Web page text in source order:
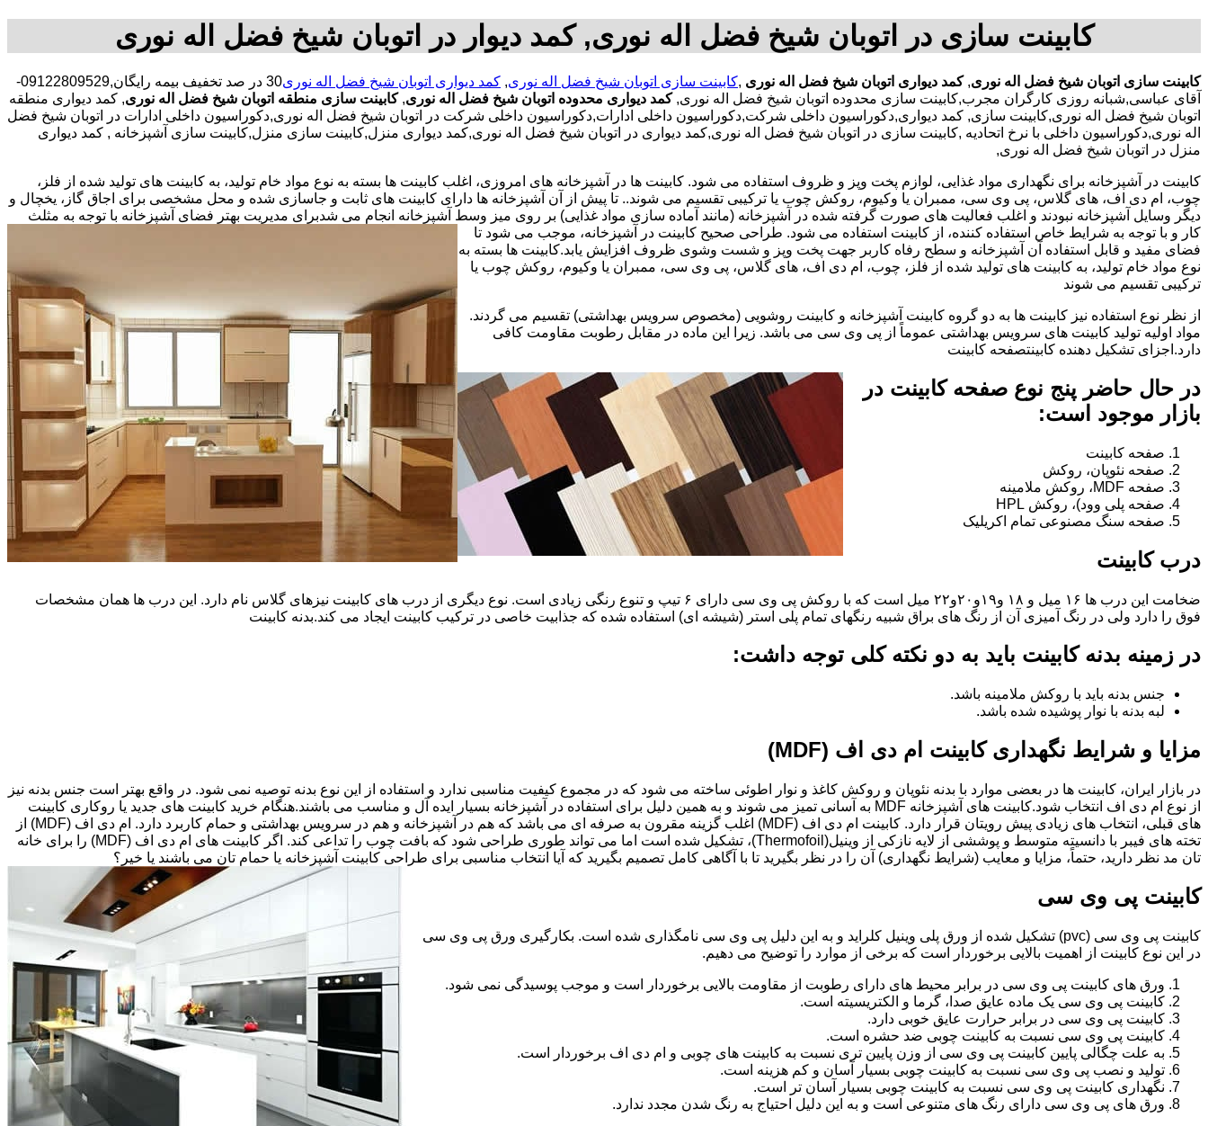
کابینت سازی در اتوبان شیخ فضل اله نوری, کمد دیوار در اتوبان شیخ فضل اله نوری
کابینت سازی اتوبان شیخ فضل اله نوری,کمد دیواری اتوبان شیخ فضل اله نوری ,کابینت سازی اتوبان شیخ فضل اله نوری, کمد دیواری اتوبان شیخ فضل اله نوری
30 در صد تخفیف بیمه رایگان,09122809529-
آقای عباسی,شبانه روزی کارگران مجرب,کابینت سازی محدوده اتوبان شیخ فضل اله نوری,کمد دیواری محدوده اتوبان شیخ فضل اله نوری, کابینت سازی منطقه اتوبان شیخ فضل اله نوری, کمد دیواری منطقه
اتوبان شیخ فضل اله نوری,کابینت سازی, کمد دیواری,دکوراسیون داخلی شرکت,دکوراسیون داخلی ادارات,دکوراسیون داخلی شرکت در اتوبان شیخ فضل اله نوری,دکوراسیون داخلی ادارات در اتوبان شیخ فضل
اله نوری,دکوراسیون داخلی با نرخ اتحادیه ,کابینت سازی در اتوبان شیخ فضل اله نوری,کمد دیواری در اتوبان شیخ فضل اله نوری,کمد دیواری منزل,کابینت سازی منزل,کابینت سازی آشپزخانه , کمد دیواری
منزل در اتوبان شیخ فضل اله نوری,
کابینت در آشپزخانه برای نگهداری مواد غذایی، لوازم پخت وپز و ظروف استفاده می شود. کابینت ها در آشپزخانه های امروزی، اغلب کابینت ها بسته به نوع مواد خام تولید، به کابینت های تولید شده از فلز،
چوب، ام دی اف، های گلاس، پی وی سی، ممبران یا وکیوم، روکش چوب یا ترکیبی تقسیم می شوند.. تا پیش از آن آشپزخانه ها دارای کابینت های ثابت و جاسازی شده و محل مشخصی برای اجاق گاز، یخچال و
دیگر وسایل آشپزخانه نبودند و اغلب فعالیت های صورت گرفته شده در آشپزخانه (مانند آماده سازی مواد غذایی) بر روی میز وسط آشپزخانه انجام می شدبرای مدیریت بهتر فضای آشپزخانه با توجه به مثلث
کار و با توجه به شرایط خاص استفاده کننده، از کابینت استفاده می شود. طراحی صحیح کابینت در آشپزخانه، موجب می شود تا
فضای مفید و قابل استفاده آن آشپزخانه و سطح رفاه کاربر جهت پخت وپز و شست وشوی ظروف افزایش یابد.کابینت ها بسته به
نوع مواد خام تولید، به کابینت های تولید شده از فلز، چوب، ام دی اف، های گلاس، پی وی سی، ممبران یا وکیوم، روکش چوب یا
ترکیبی تقسیم می شوند
از نظر نوع استفاده نیز کابینت ها به دو گروه کابینت آشپزخانه و کابینت روشویی (مخصوص سرویس بهداشتی) تقسیم می گردند.
مواد اولیه تولید کابینت های سرویس بهداشتی عموماً از پی وی سی می باشد. زیرا این ماده در مقابل رطوبت مقاومت کافی
دارد.اجزای تشکیل دهنده کابینتصفحه کابینت
در حال حاضر پنج نوع صفحه کابینت در
بازار موجود است:
صفحه کابینت
صفحه نئوپان، روکش
صفحه MDF، روکش ملامینه
صفحه پلی وود)، روکش HPL
صفحه سنگ مصنوعی تمام اکریلیک
درب کابینت
ضخامت این درب ها ۱۶ میل و ۱۸ و١٩و٢٠و٢٢ میل است که با روکش پی وی سی دارای ۶ تیپ و تنوع رنگی زیادی است. نوع دیگری از درب های کابینت نیزهای گلاس نام دارد. این درب ها همان مشخصات
فوق را دارد ولی در رنگ آمیزی آن از رنگ های براق شبیه رنگهای تمام پلی استر (شیشه ای) استفاده شده که جذابیت خاصی در ترکیب کابینت ایجاد می کند.بدنه کابینت
در زمینه بدنه کابینت باید به دو نکته کلی توجه داشت:
جنس بدنه باید با روکش ملامینه باشد.
لبه بدنه با نوار پوشیده شده باشد.
مزایا و شرایط نگهداری کابینت ام دی اف (MDF)
در بازار ایران، کابینت ها در بعضی موارد با بدنه نئوپان و روکش کاغذ و نوار اطوئی ساخته می شود که در مجموع کیفیت مناسبی ندارد و استفاده از این نوع بدنه توصیه نمی شود. در واقع بهتر است جنس بدنه نیز
از نوع ام دی اف انتخاب شود.کابینت های آشپزخانه MDF به آسانی تمیز می شوند و به همین دلیل برای استفاده در آشپزخانه بسیار ایده آل و مناسب می باشند.هنگام خرید کابینت های جدید یا روکاری کابینت
های قبلی، انتخاب های زیادی پیش رویتان قرار دارد. کابینت ام دی اف (MDF) اغلب گزینه مقرون به صرفه ای می باشد که هم در آشپزخانه و هم در سرویس بهداشتی و حمام کاربرد دارد. ام دی اف (MDF) از
تخته های فیبر با دانسیته متوسط و پوششی از لایه نازکی از وینیل(Thermofoil)، تشکیل شده است اما می تواند طوری طراحی شود که بافت چوب را تداعی کند. اگر کابینت های ام دی اف (MDF) را برای خانه
تان مد نظر دارید، حتماً، مزایا و معایب (شرایط نگهداری) آن را در نظر بگیرید تا با آگاهی کامل تصمیم بگیرید که آیا انتخاب مناسبی برای طراحی کابینت آشپزخانه یا حمام تان می باشند یا خیر؟
کابینت پی وی سی
کابینت پی وی سی (pvc) تشکیل شده از ورق پلی وینیل کلراید و به این دلیل پی وی سی نامگذاری شده است. بکارگیری ورق پی وی سی
در این نوع کابینت از اهمیت بالایی برخوردار است که برخی از موارد را توضیح می دهیم.
ورق های کابینت پی وی سی در برابر محیط های دارای رطوبت از مقاومت بالایی برخوردار است و موجب پوسیدگی نمی شود.
کابینت پی وی سی یک ماده عایق صدا، گرما و الکتریسیته است.
کابینت پی وی سی در برابر حرارت عایق خوبی دارد.
کابینت پی وی سی نسبت به کابینت چوبی ضد حشره است.
به علت چگالی پایین کابینت پی وی سی از وزن پایین تری نسبت به کابینت های چوبی و ام دی اف برخوردار است.
تولید و نصب پی وی سی نسبت به کابینت چوبی بسیار آسان و کم هزینه است.
نگهداری کابینت پی وی سی نسبت به کابینت چوبی بسیار آسان تر است.
ورق های پی وی سی دارای رنگ های متنوعی است و به این دلیل احتیاج به رنگ شدن مجدد ندارد.